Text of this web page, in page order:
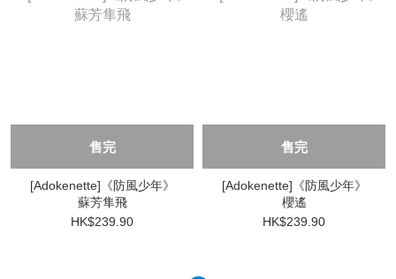
售完
[Adokenette]《防風少年》
蘇芳隼飛
HK$239.90
售完
[Adokenette]《防風少年》
櫻遙
HK$239.90